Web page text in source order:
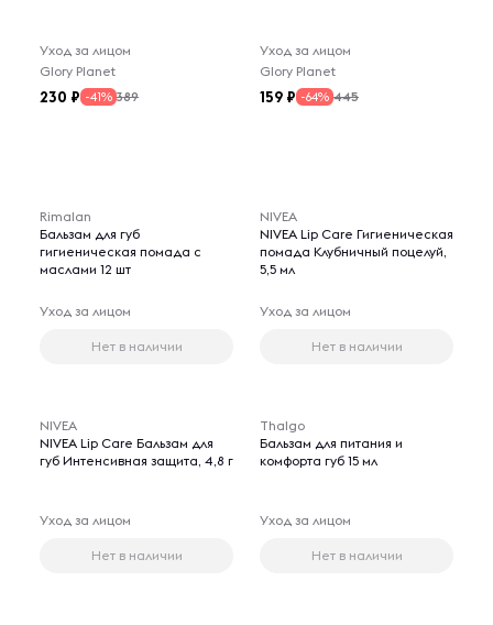
Уход за лицом
Glory Planet
230 -41% 389
Уход за лицом
Glory Planet
159 -64% 445
Rimalan
Бальзам для губ
гигиеническая помада с
маслами 12 шт
Уход за лицом
Нет в наличии
NIVEA
NIVEA Lip Care Гигиеническая
помада Клубничный поцелуй,
5,5 мл
Уход за лицом
Нет в наличии
NIVEA
NIVEA Lip Care Бальзам для
губ Интенсивная защита, 4,8 г
Уход за лицом
Нет в наличии
Thalgo
Бальзам для питания и
комфорта губ 15 мл
Уход за лицом
Нет в наличии